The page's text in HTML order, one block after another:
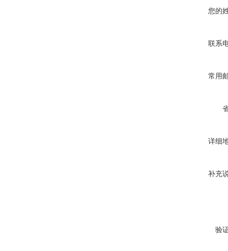
您的
联系
常用
详细
补充
验